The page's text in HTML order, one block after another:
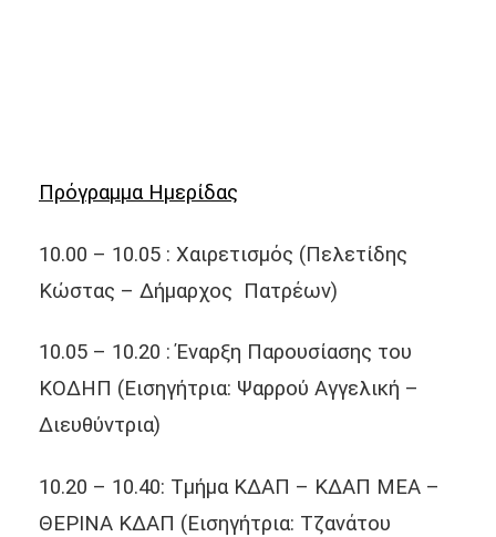
Πρόγραμμα Ημερίδας
10.00 – 10.05 : Χαιρετισμός (Πελετίδης
Κώστας – Δήμαρχος Πατρέων)
10.05 – 10.20 : Έναρξη Παρουσίασης του
ΚΟΔΗΠ (Εισηγήτρια: Ψαρρού Αγγελική –
Διευθύντρια)
10.20 – 10.40: Τμήμα ΚΔΑΠ – ΚΔΑΠ ΜΕΑ –
ΘΕΡΙΝΑ ΚΔΑΠ (Εισηγήτρια: Τζανάτου